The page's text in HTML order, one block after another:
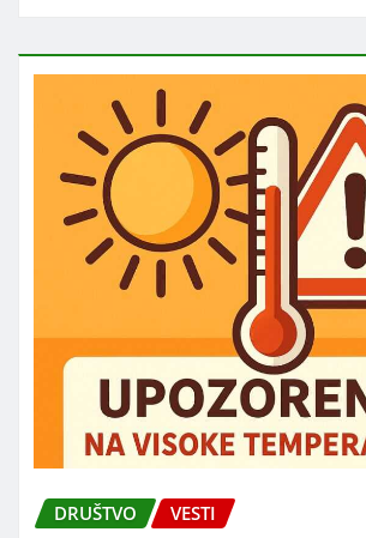
DRUŠTVO VESTI